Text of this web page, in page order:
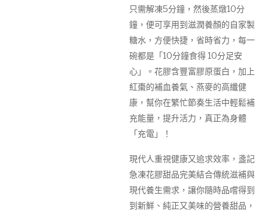
只需解凍5分鐘，然後蒸燉10分
鐘，便可享用到滋潤養顏的自家製
糖水，方便快捷，省時省力，每一
碗都是「10分鐘食得 10分足安
心」。花膠含豐富膠原蛋白，加上
紅棗的補血養氣、燕麥的高纖健
康，幫你在繁忙節奏生活中輕鬆補
充能量，提升活力，真正為身體
「充電」！
現代人重視健康又追求效率，盞記
急凍花膠甜品完美結合傳統滋補與
現代養生需求，讓你隨時品嚐得到
到新鮮、純正又美味的營養甜品，